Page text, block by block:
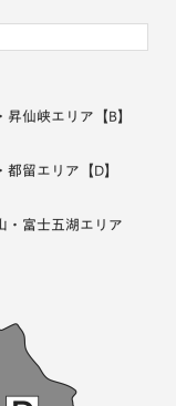
昇仙峡エリア 【B】
都留エリア 【D】
・富士五湖エリア